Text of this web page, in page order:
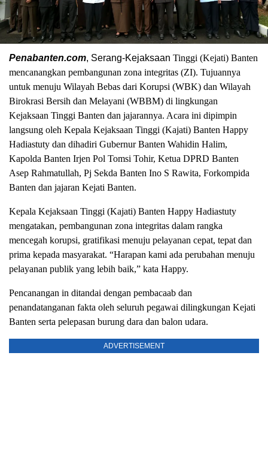
Penabanten.com, Serang-Kejaksaan Tinggi (Kejati) Banten
mencanangkan pembangunan zona integritas (ZI). Tujuannya
untuk menuju Wilayah Bebas dari Korupsi (WBK) dan Wilayah
Birokrasi Bersih dan Melayani (WBBM) di lingkungan
Kejaksaan Tinggi Banten dan jajarannya. Acara ini dipimpin
langsung oleh Kepala Kejaksaan Tinggi (Kajati) Banten Happy
Hadiastuty dan dihadiri Gubernur Banten Wahidin Halim,
Kapolda Banten Irjen Pol Tomsi Tohir, Ketua DPRD Banten
Asep Rahmatullah, Pj Sekda Banten Ino S Rawita, Forkompida
Banten dan jajaran Kejati Banten.
Kepala Kejaksaan Tinggi (Kajati) Banten Happy Hadiastuty
mengatakan, pembangunan zona integritas dalam rangka
mencegah korupsi, gratifikasi menuju pelayanan cepat, tepat dan
prima kepada masyarakat. “Harapan kami ada perubahan menuju
pelayanan publik yang lebih baik,” kata Happy.
Pencanangan in ditandai dengan pembacaab dan
penandatanganan fakta oleh seluruh pegawai dilingkungan Kejati
Banten serta pelepasan burung dara dan balon udara.
ADVERTISEMENT